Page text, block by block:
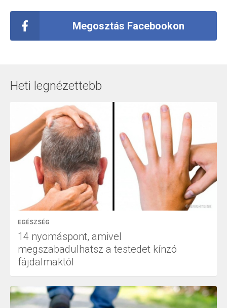
Megosztás Facebookon
Heti legnézettebb
EGÉSZSÉG
14 nyomáspont, amivel
megszabadulhatsz a testedet kínzó
fájdalmaktól